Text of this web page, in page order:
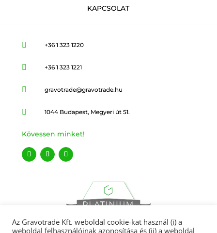
KAPCSOLAT
 +36 1 323 1220
 +36 1 323 1221
 gravotrade@gravotrade.hu
 1044 Budapest, Megyeri út 51.
Kövessen minket!
Az Gravotrade Kft. weboldal cookie-kat használ (i) a
weboldal felhasználóinak azonosítása és (ii) a weboldal